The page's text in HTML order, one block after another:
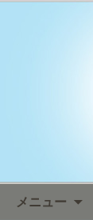
エイ
メニュー